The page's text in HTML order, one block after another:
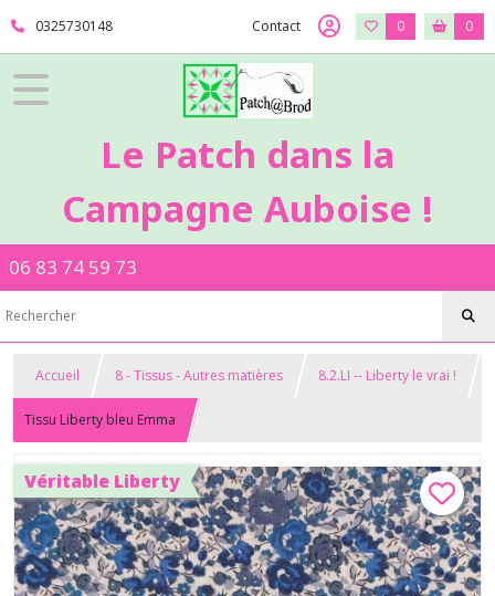
0325730148 Contact 0 0
Le Patch dans la
Campagne Auboise !
06 83 74 59 73
Accueil 8 - Tissus - Autres matières 8.2.LI -- Liberty le vrai !
Tissu Liberty bleu Emma
Véritable Liberty